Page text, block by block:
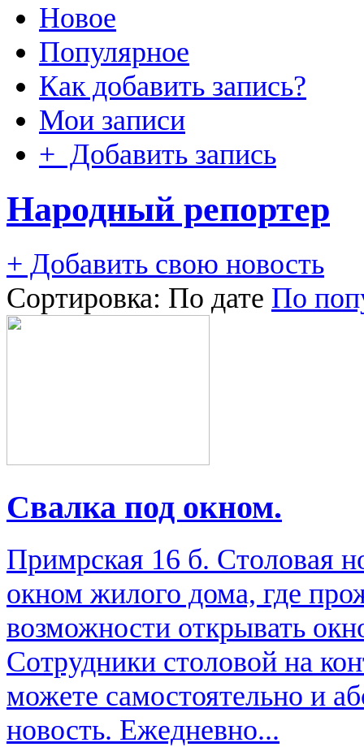
Новое
Популярное
Как добавить запись?
Мои записи
+ Добавить запись
Народный репортер
+ Добавить свою новость
Сортировка: По дате По
Свалка под окном.
Примрская 16 б. Столовая
окном жилого дома, где
возможности открывать
Сотрудники столовой на
можете самостоятельно и
новость. Ежедневно...